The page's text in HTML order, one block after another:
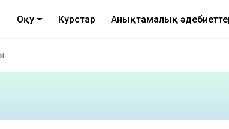
Оқу Курстар Анықтамалық